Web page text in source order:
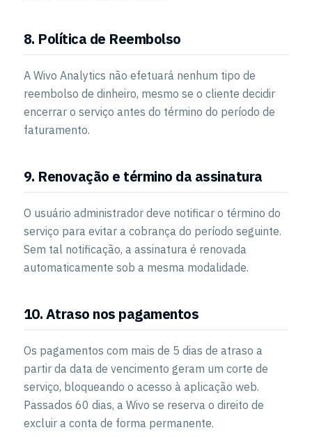
8. Política de Reembolso
A Wivo Analytics não efetuará nenhum tipo de
reembolso de dinheiro, mesmo se o cliente decidir
encerrar o serviço antes do término do período de
faturamento.
9. Renovação e término da assinatura
O usuário administrador deve notificar o término do
serviço para evitar a cobrança do período seguinte.
Sem tal notificação, a assinatura é renovada
automaticamente sob a mesma modalidade.
10. Atraso nos pagamentos
Os pagamentos com mais de 5 dias de atraso a
partir da data de vencimento geram um corte de
serviço, bloqueando o acesso à aplicação web.
Passados 60 dias, a Wivo se reserva o direito de
excluir a conta de forma permanente.